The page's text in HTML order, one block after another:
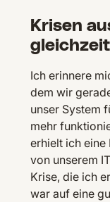
Krisen
Ich erinnere
dem wir
unser System
mehr
erhielt ich eine
von unserem
Krise, die ich
war auf eine